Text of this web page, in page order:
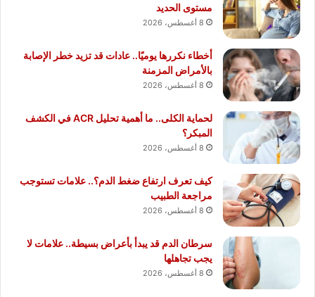
مستوى الحديد
8 أغسطس، 2026
أخطاء نكررها يوميًا.. عادات قد تزيد خطر الإصابة
بالأمراض المزمنة
8 أغسطس، 2026
لحماية الكلى.. ما أهمية تحليل ACR في الكشف
المبكر؟
8 أغسطس، 2026
كيف تعرف ارتفاع ضغط الدم؟.. علامات تستوجب
مراجعة الطبيب
8 أغسطس، 2026
سرطان الدم قد يبدأ بأعراض بسيطة.. علامات لا
يجب تجاهلها
8 أغسطس، 2026